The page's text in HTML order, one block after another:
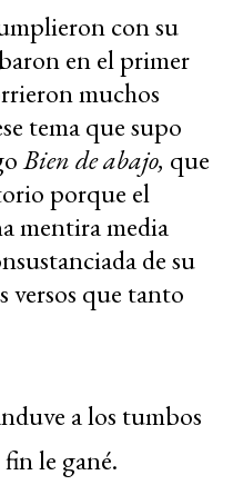
con su
en el primer
muchos
tema que supo
Bien de abajo, que
porque el
mentira media
de su
versos que tanto
a los tumbos
le gané.